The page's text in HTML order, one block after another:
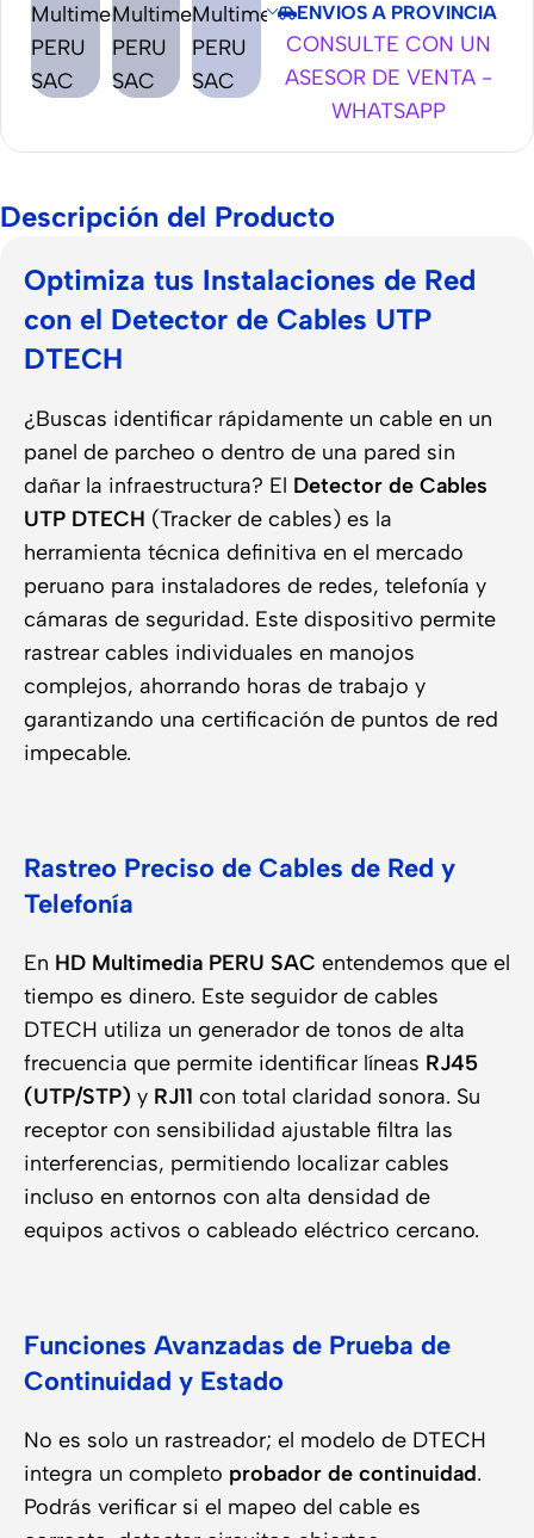
ENVIOS A PROVINCIA
CONSULTE CON UN
ASESOR DE VENTA -
WHATSAPP
Descripción del Producto
Optimiza tus Instalaciones de Red
con el Detector de Cables UTP
DTECH
¿Buscas identificar rápidamente un cable en un
panel de parcheo o dentro de una pared sin
dañar la infraestructura? El Detector de Cables
UTP DTECH (Tracker de cables) es la
herramienta técnica definitiva en el mercado
peruano para instaladores de redes, telefonía y
cámaras de seguridad. Este dispositivo permite
rastrear cables individuales en manojos
complejos, ahorrando horas de trabajo y
garantizando una certificación de puntos de red
impecable.
Rastreo Preciso de Cables de Red y
Telefonía
En HD Multimedia PERU SAC entendemos que el
tiempo es dinero. Este seguidor de cables
DTECH utiliza un generador de tonos de alta
frecuencia que permite identificar líneas RJ45
(UTP/STP) y RJ11 con total claridad sonora. Su
receptor con sensibilidad ajustable filtra las
interferencias, permitiendo localizar cables
incluso en entornos con alta densidad de
equipos activos o cableado eléctrico cercano.
Funciones Avanzadas de Prueba de
Continuidad y Estado
No es solo un rastreador; el modelo de DTECH
integra un completo probador de continuidad.
Podrás verificar si el mapeo del cable es